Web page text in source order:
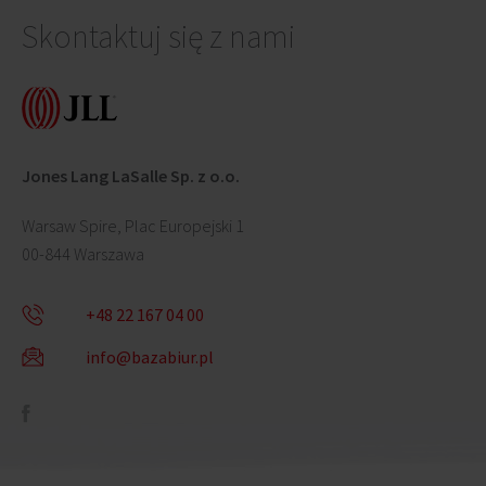
Skontaktuj się z nami
Jones Lang LaSalle Sp. z o.o.
Warsaw Spire, Plac Europejski 1
00-844 Warszawa
+48 22 167 04 00
info@bazabiur.pl